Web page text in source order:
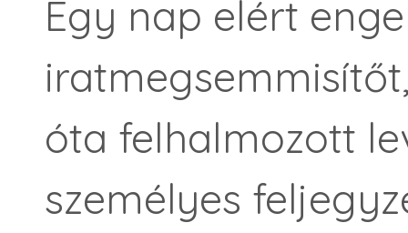
Egy nap elért
óta felhalmozott
személyes